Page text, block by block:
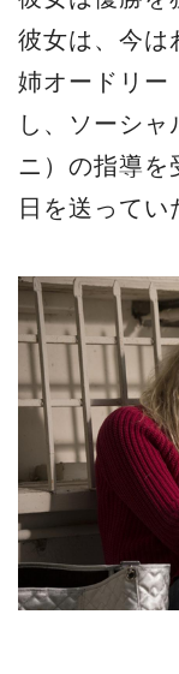
彼女は、今は
姉オードリー
し、ソーシャ
ニ）の指導を
日を送ってい